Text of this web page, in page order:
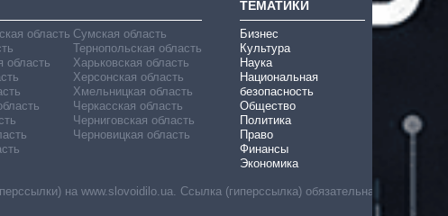
область
область
Сумская область
Тернопольская область
Харьковская область
Херсонская область
Хмельницкая область
Черкасская область
Черниговская область
Черновицкая область
ТЕМАТИКИ
Бизнес
Культура
Наука
Национальная
безопасность
Общество
Политика
Право
Финансы
Экономика
на www.slovoidilo.ua. Ссылка (гиперссылка) обязательна